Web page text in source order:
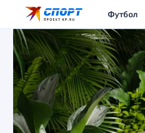
Футбол